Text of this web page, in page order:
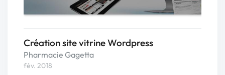
Création site vitrine Wordpress
Pharmacie Gagetta
fév. 2018